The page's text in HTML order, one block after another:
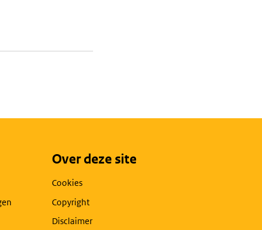
Over deze site
Cookies
Copyright
Disclaimer